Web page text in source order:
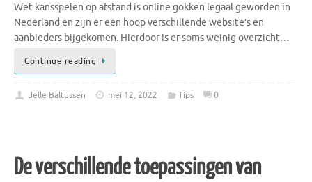
Wet kansspelen op afstand is online gokken legaal geworden in
Nederland en zijn er een hoop verschillende website’s en
aanbieders bijgekomen. Hierdoor is er soms weinig overzicht…
Continue reading
Jelle Baltussen mei 12, 2022 Tips 0
De verschillende toepassingen van